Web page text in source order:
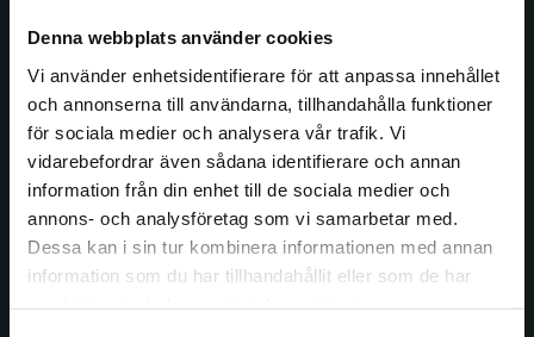
Denna webbplats använder cookies
Vi använder enhetsidentifierare för att anpassa innehållet
och annonserna till användarna, tillhandahålla funktioner
för sociala medier och analysera vår trafik. Vi
vidarebefordrar även sådana identifierare och annan
information från din enhet till de sociala medier och
annons- och analysföretag som vi samarbetar med.
Dessa kan i sin tur kombinera informationen med annan
information som du har tillhandahållit eller som de har
Begränsad fraktregion
Det verkar som att du besöker
studentlitteratur.se via en enhet utanför Sverige.
längs hela kunskapsresan.
Kontakta oss
Kontakta oss
046-31 20 00
Postadress:
Box 141